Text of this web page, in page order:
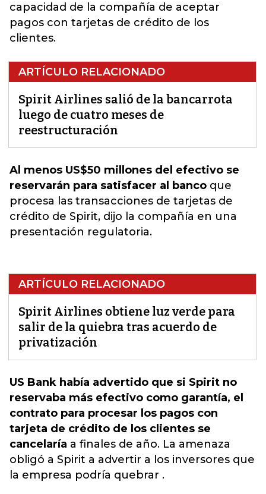
capacidad de la compañía de aceptar
pagos con tarjetas de crédito de los
clientes.
ARTÍCULO RELACIONADO
Spirit Airlines salió de la bancarrota
luego de cuatro meses de
reestructuración
Al menos US$50 millones del efectivo se
reservarán para satisfacer al banco que
procesa las transacciones de tarjetas de
crédito de Spirit, dijo la compañía en una
presentación regulatoria.
ARTÍCULO RELACIONADO
Spirit Airlines obtiene luz verde para
salir de la quiebra tras acuerdo de
privatización
US Bank había advertido que si Spirit no
reservaba más efectivo como garantía, el
contrato para procesar los pagos con
tarjeta de crédito de los clientes se
cancelaría a finales de año. La amenaza
obligó a Spirit a advertir a los inversores que
la empresa podría quebrar .